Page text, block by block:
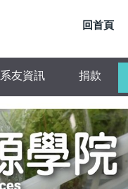
回首頁
系友資訊 捐款